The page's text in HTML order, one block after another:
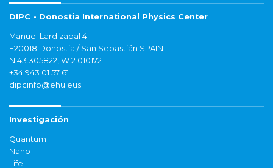
DIPC - Donostia International Physics Center
Manuel Lardizabal 4
E20018 Donostia / San Sebastián SPAIN
N 43.305822, W 2.010172
+34 943 01 57 61
dipcinfo@ehu.eus
Investigación
Quantum
Nano
Life